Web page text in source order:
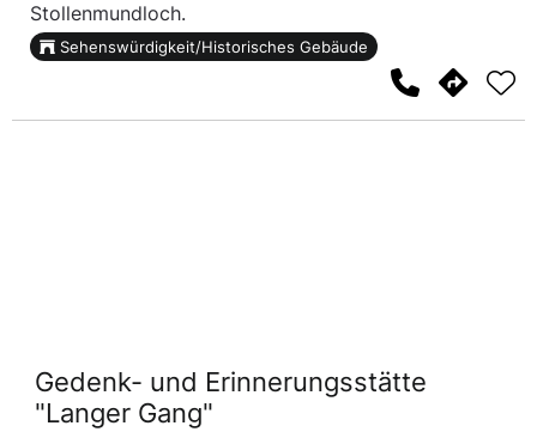
Stollenmundloch.
Sehenswürdigkeit/Historisches Gebäude
Gedenk- und Erinnerungsstätte
"Langer Gang"